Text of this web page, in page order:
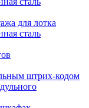
для лотка
сталь
штрих-кодом